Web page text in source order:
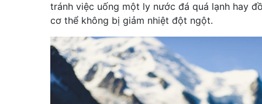
tránh việc uống một ly nước đá quá lạnh hay
cơ thể không bị giảm nhiệt đột ngột.